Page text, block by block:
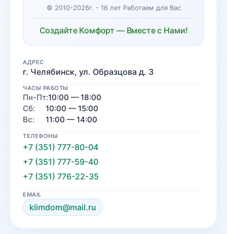
© 2010-2026г. - 16 лет Работаем для Вас
Создайте Комфорт — Вместе с Нами!
АДРЕС
г. Челябинск, ул. Образцова д. 3
ЧАСЫ РАБОТЫ
Пн-Пт:10:00 — 18:00
Сб:
10:00 — 15:00
Вс:
11:00 — 14:00
ТЕЛЕФОНЫ
+7 (351) 777-80-04
+7 (351) 777-59-40
+7 (351) 776-22-35
EMAIL
klimdom@mail.ru